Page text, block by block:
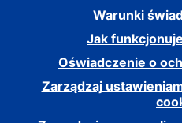
Warunki
Jak
Oświadczenie o
Zarządzaj